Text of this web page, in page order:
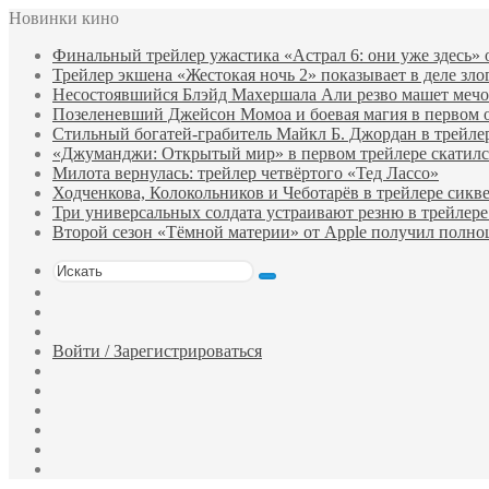
Новинки кино
Финальный трейлер ужастика «Астрал 6: они уже
Трейлер экшена «Жестокая ночь 2» показывает в деле
Несостоявшийся Блэйд Махершала Али резво машет
Позеленевший Джейсон Момоа и боевая магия в первом
Стильный богатей-грабитель Майкл Б. Джордан в
«Джуманджи: Открытый мир» в первом трейлере
Милота вернулась: трейлер четвёртого «Тед Лассо»
Ходченкова, Колокольников и Чеботарёв в трейлере
Три универсальных солдата устраивают резню в
Второй сезон «Тёмной материи» от Apple получил
Искать
фильм
Войти / Зарегистрироваться